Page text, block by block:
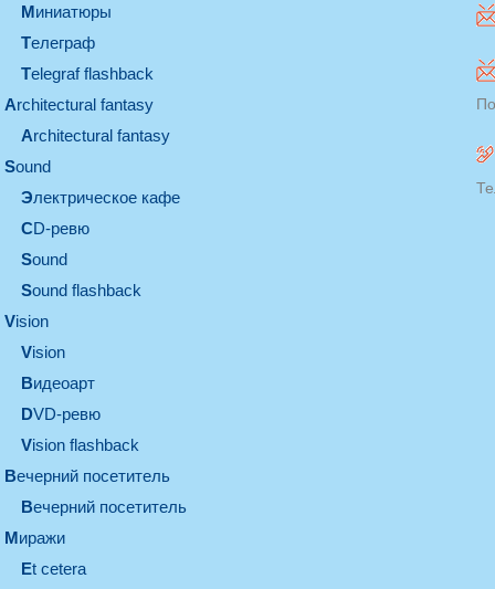
миниатюры
телеграф
Telegraf flashback
architectural fantasy
architectural fantasy
sound
электрическое кафе
CD-ревю
sound
Sound flashback
vision
vision
видеоарт
DVD-ревю
Vision flashback
вечерний посетитель
вечерний посетитель
миражи
et cetera